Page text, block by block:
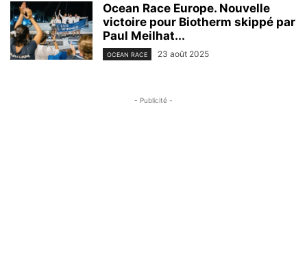
Ocean Race Europe. Nouvelle
victoire pour Biotherm skippé par
Paul Meilhat...
OCEAN RACE 23 août 2025
- Publicité -